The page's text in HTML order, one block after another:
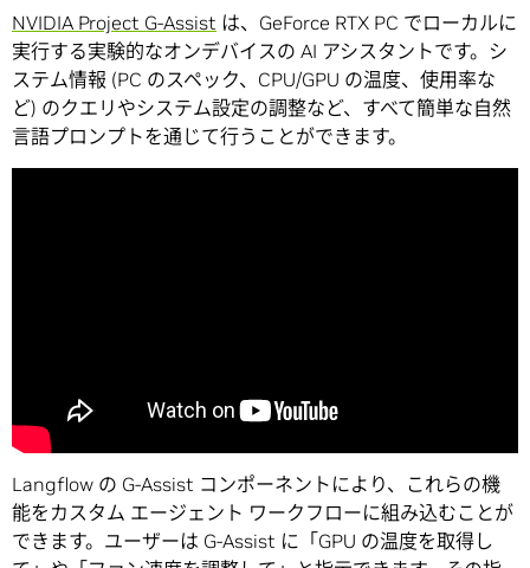
NVIDIA Project G-Assist は、GeForce RTX PC でローカルに
実行する実験的なオンデバイスの AI アシスタントです。シ
ステム情報 (PC のスペック、CPU/GPU の温度、使用率な
ど) のクエリやシステム設定の調整など、すべて簡単な自然
言語プロンプトを通じて行うことができます。
Langflow の G-Assist コンポーネントにより、これらの機
能をカスタム エージェント ワークフローに組み込むことが
できます。ユーザーは G-Assist に「GPU の温度を取得し